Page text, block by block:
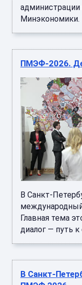
администрации
Минэкономики.
ПМЭФ-2026.
В Санкт-
Главная тема
диалог — путь
В Санкт-